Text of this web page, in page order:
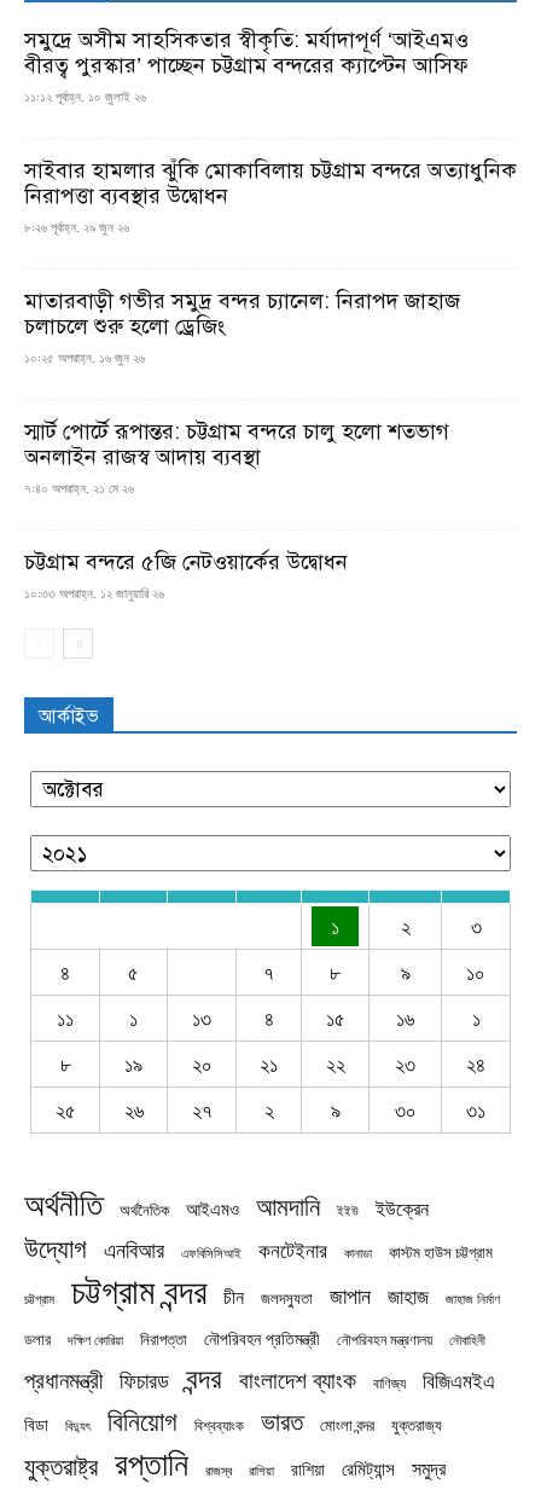
সমুদ্রে অসীম সাহসিকতার স্বীকৃতি: মর্যাদাপূর্ণ ‘আইএমও
বীরত্ব পুরস্কার’ পাচ্ছেন চট্টগ্রাম বন্দরের ক্যাপ্টেন আসিফ
১১:১২ পূর্বাহ্ন, ১০ জুলাই ২৬
সাইবার হামলার ঝুঁকি মোকাবিলায় চট্টগ্রাম বন্দরে অত্যাধুনিক
নিরাপত্তা ব্যবস্থার উদ্বোধন
৮:২৬ পূর্বাহ্ন, ২৯ জুন ২৬
মাতারবাড়ী গভীর সমুদ্র বন্দর চ্যানেল: নিরাপদ জাহাজ
চলাচলে শুরু হলো ড্রেজিং
১০:২৫ অপরাহ্ন, ১৬ জুন ২৬
স্মার্ট পোর্টে রূপান্তর: চট্টগ্রাম বন্দরে চালু হলো শতভাগ
অনলাইন রাজস্ব আদায় ব্যবস্থা
৭:৪০ অপরাহ্ন, ২১ মে ২৬
চট্টগ্রাম বন্দরে ৫জি নেটওয়ার্কের উদ্বোধন
১০:৩৩ অপরাহ্ন, ১২ জানুয়ারি ২৬
আর্কাইভ
১ ২
৩
৪
৫ ৭ ৮ ৯
১০
১১
১ ১৩ ৪ ১৫ ১৬
১
৮
১৯ ২০ ২১ ২২ ২৩
২৪
২৫
২৬ ২৭ ২ ৯ ৩০ ৩১
অর্থনীতি অর্থনৈতিক আইএমও আমদানি ইইউ ইউক্রেন
উদ্যোগ এনবিআর এফবিসিসিআই কনটেইনার কানাডা কাস্টম হাউস চট্টগ্রাম
চট্টগ্রাম চট্টগ্রাম বন্দর চীন জলদস্যুতা জাপান জাহাজ জাহাজ নির্মাণ
ডলার দক্ষিণ কোরিয়া নিরাপত্তা নৌপরিবহন প্রতিমন্ত্রী নৌপরিবহন মন্ত্রণালয় নৌবাহিনী
প্রধানমন্ত্রী ফিচারড বন্দর বাংলাদেশ ব্যাংক বাণিজ্য বিজিএমইএ
বিডা বিদ্যুৎ বিনিয়োগ বিশ্বব্যাংক ভারত মোংলা বন্দর যুক্তরাজ্য
যুক্তরাষ্ট্র রপ্তানি রাজস্ব রাশিয়া রাশিয়া রেমিট্যান্স সমুদ্র